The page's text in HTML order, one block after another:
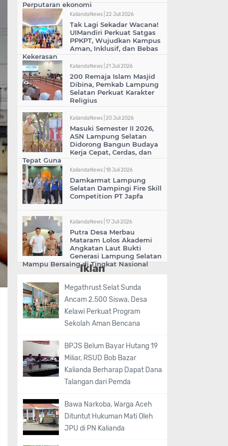
Perputaran ekonomi
KaliandaNews | 22 Juli 2026
Tak Lagi Sekadar Wacana!
UIMandiri Perkuat Satgas
PPKPT, Wujudkan Kampus
Aman, Inklusif, dan Bebas
Kekerasan
KaliandaNews | 21 Juli 2026
200 Remaja Islam Masjid
Dibina, Pemkab Lampung
Selatan Perkuat Karakter
Religius
KaliandaNews | 20 Juli 2026
Masuki Semester II 2026,
ASN Lampung Selatan
Didorong Bangun Budaya
Kerja Cepat, Cerdas, dan
Tepat Guna
KaliandaNews | 18 Juli 2026
Damkarmat Lampung
Selatan Dampingi Fire Skill
Competition PT Japfa
KaliandaNews | 17 Juli 2026
Putra Desa Merbau
Mataram Lolos Akademi
Angkatan Laut Bukti
Generasi Lampung Selatan
Mampu Bersaing di Tingkat Nasional
Iklan
Megathrust Selat Sunda
Ancam 2.500 Siswa, Desa
Kelawi Perkuat Program
Sekolah Aman Bencana
BPJS Belum Bayar Hutang 19
Miliar, RSUD Bob Bazar
Kalianda Berharap Dapat Dana
Talangan dari Pemda
Bawa Narkoba, Warga Aceh
Dituntut Hukuman Mati Oleh
JPU di PN Kalianda